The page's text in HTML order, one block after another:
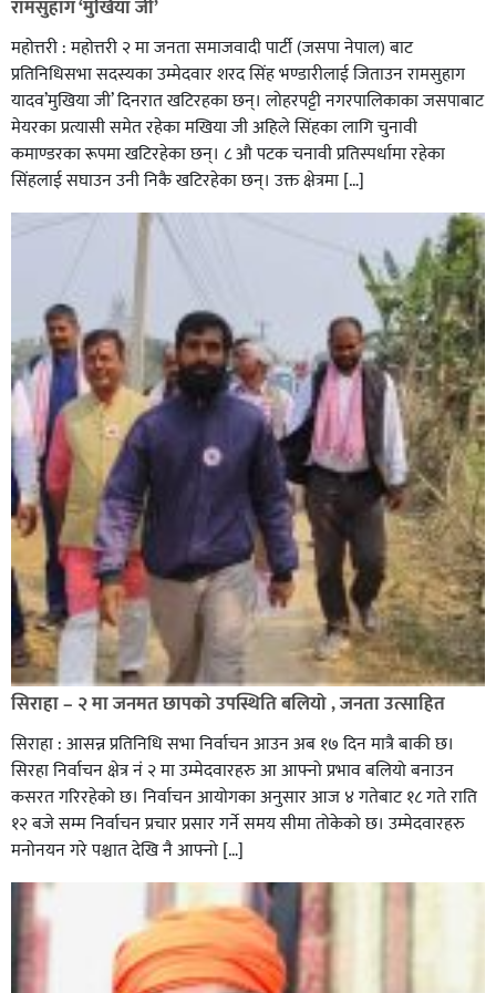
सिराहाको औरहीमा जेन-जी भेला सम्पन्न
रामसुहाग ‘मुखिया जी’
महोत्तरी : महोत्तरी २ मा जनता समाजवादी पार्टी (जसपा नेपाल) बाट
प्रतिनिधिसभा सदस्यका उम्मेदवार शरद सिंह भण्डारीलाई जिताउन रामसुहाग
यादव’मुखिया जी’ दिनरात खटिरहका छन्। लोहरपट्टी नगरपालिकाका जसपाबाट
मेयरका प्रत्यासी समेत रहेका मखिया जी अहिले सिंहका लागि चुनावी
कमाण्डरका रूपमा खटिरहेका छन्। ८ औ पटक चनावी प्रतिस्पर्धामा रहेका
सिंहलाई सघाउन उनी निकै खटिरहेका छन्। उक्त क्षेत्रमा […]
सिराहा – २ मा जनमत छापको उपस्थिति बलियो , जनता उत्साहित
सिराहा : आसन्न प्रतिनिधि सभा निर्वाचन आउन अब १७ दिन मात्रै बाकी छ।
सिरहा निर्वाचन क्षेत्र नं २ मा उम्मेदवारहरु आ आफ्नो प्रभाव बलियो बनाउन
कसरत गरिरहेको छ। निर्वाचन आयोगका अनुसार आज ४ गतेबाट १८ गते राति
१२ बजे सम्म निर्वाचन प्रचार प्रसार गर्ने समय सीमा तोकेको छ। उम्मेदवारहरु
मनोनयन गरे पश्चात देखि नै आफ्नो […]